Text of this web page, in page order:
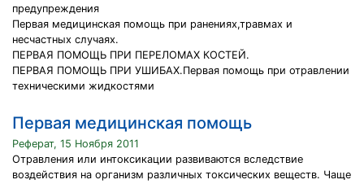
предупреждения
Первая медицинская помощь при ранениях,травмах и
несчастных случаях.
ПЕРВАЯ ПОМОЩЬ ПРИ ПЕРЕЛОМАХ КОСТЕЙ.
ПЕРВАЯ ПОМОЩЬ ПРИ УШИБАХ.Первая помощь при отравлении
техническими жидкостями
Первая медицинская помощь
Реферат, 15 Ноября 2011
Отравления или интоксикации развиваются вследствие
воздействия на организм различных токсических веществ. Чаще